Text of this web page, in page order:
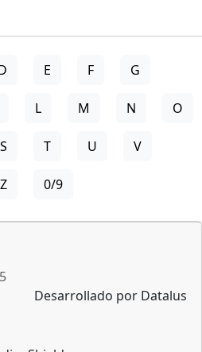
E F G
L M N O
S T U V
Z 0/9
Desarrollado por Datalus